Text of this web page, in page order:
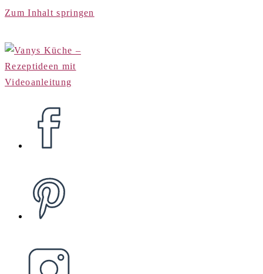
Zum Inhalt springen